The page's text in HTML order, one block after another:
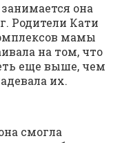
она
Родители Кати
мамы
на том, что
еще выше, чем
их.
смогла